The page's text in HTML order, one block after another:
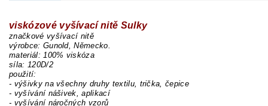
viskózové vyšívací nitě Sulky
značkové vyšívací nitě
výrobce: Gunold, Německo.
materiál: 100% viskóza
síla: 120D/2
použití:
- výšivky na všechny druhy textilu, trička, čepice
- vyšívání nášivek, aplikací
- vyšívání náročných vzorů